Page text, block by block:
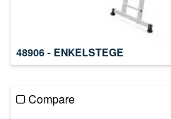
48906 - ENKELSTEGE
Compare